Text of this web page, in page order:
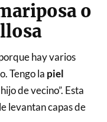
o
hay varios
Tengo la piel
de vecino”. Esta
levantan capas de